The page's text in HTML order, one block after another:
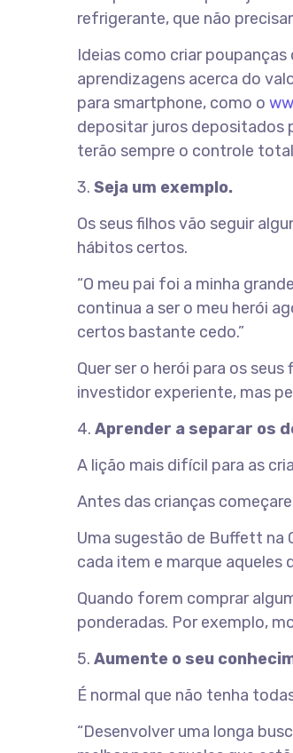
refrigerante, que não
Ideias como criar
aprendizagens acerca do
para smartphone, como o
depositar juros depositados
terão sempre o controle
3. Seja um exemplo.
Os seus filhos vão seguir
hábitos certos.
“O meu pai foi a minha
continua a ser o meu herói
certos bastante cedo.”
Quer ser o herói para os
investidor experiente, mas
4. Aprender a separar os
A lição mais difícil para as
Antes das crianças
Uma sugestão de Buffett na
cada item e marque aqueles
Quando forem comprar
ponderadas. Por exemplo,
5. Aumente o seu
É normal que não tenha
“Desenvolver uma longa